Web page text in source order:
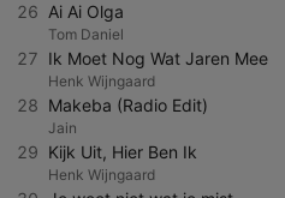
26 Ai Ai Olga
Tom Daniel
27 Ik Moet Nog Wat Jaren Mee
Henk Wijngaard
28 Makeba (Radio Edit)
Jain
29 Kijk Uit, Hier Ben Ik
Henk Wijngaard